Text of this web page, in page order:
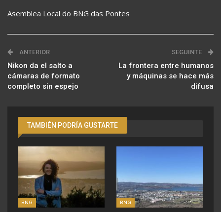
Asemblea Local do BNG das Pontes
ANTERIOR
Nikon da el salto a
cámaras de formato
completo sin espejo
SEGUINTE
La frontera entre humanos
y máquinas se hace más
difusa
TAMBIÉN PODRÍA GUSTARTE
BNG BNG